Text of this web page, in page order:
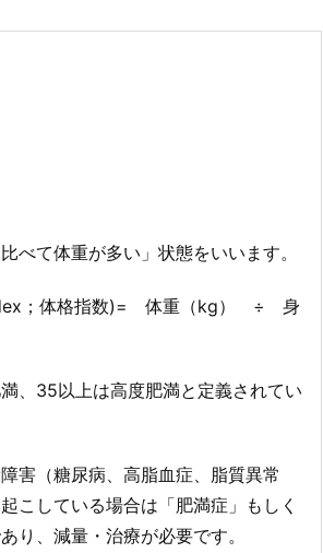
べて体重が多い」状態をいいます。
；体格指数)= 体重（kg） ÷ 身
、35以上は高度肥満と定義されてい
害（糖尿病、高脂血症、脂質異常
こしている場合は「肥満症」もしく
り、減量・治療が必要です。